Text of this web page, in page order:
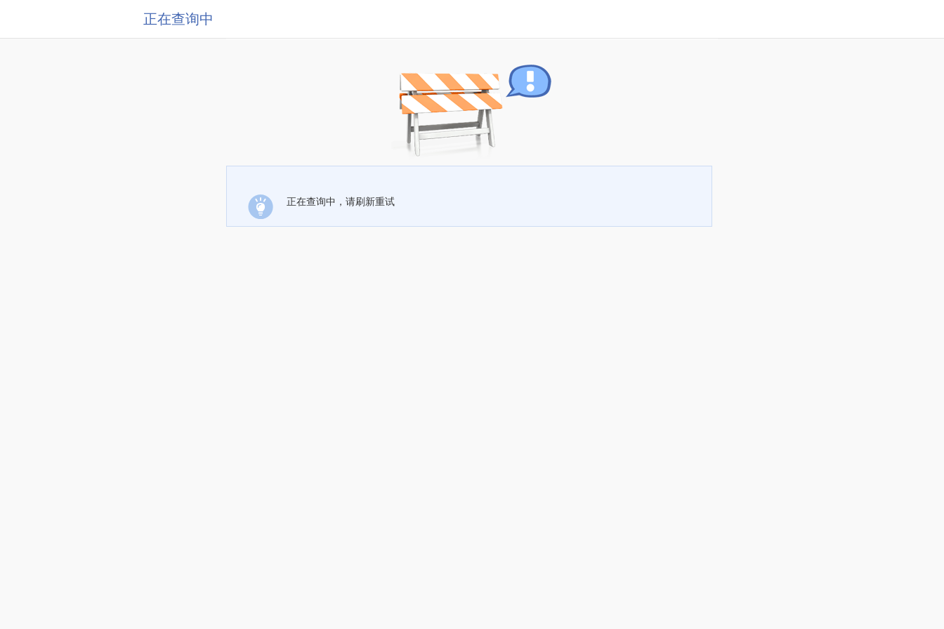
正在查询中
正在查询中，请刷新重试